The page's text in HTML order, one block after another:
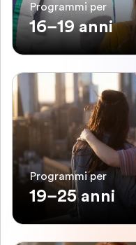
Programmi per
16–19 anni
Programmi per
19–25 anni